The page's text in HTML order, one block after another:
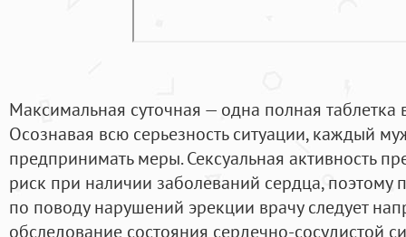
Максимальная суточная — одна полная
Осознавая всю серьезность ситуации, каждый
предпринимать меры. Сексуальная активность
риск при наличии заболеваний сердца,
по поводу нарушений эрекции врачу следует
обследование состояния сердечно-сосудистой